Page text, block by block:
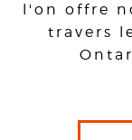
l'on offre
travers